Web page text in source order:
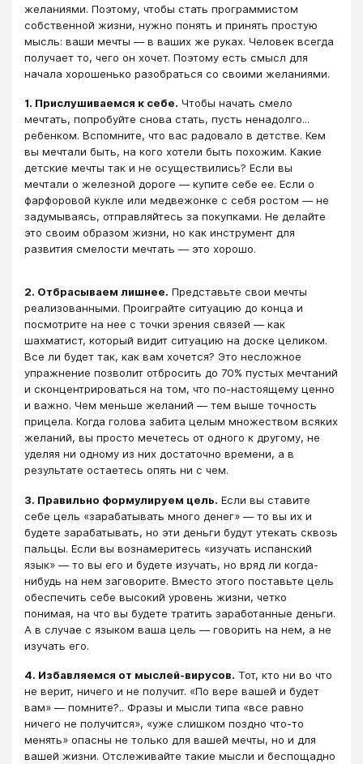
желаниями. Поэтому, чтобы стать программистом
собственной жизни, нужно понять и принять простую
мысль: ваши мечты — в ваших же руках. Человек всегда
получает то, чего он хочет. Поэтому есть смысл для
начала хорошенько разобраться со своими желаниями.
1. Прислушиваемся к себе. Чтобы начать смело
мечтать, попробуйте снова стать, пусть ненадолго...
ребенком. Вспомните, что вас радовало в детстве. Кем
вы мечтали быть, на кого хотели быть похожим. Какие
детские мечты так и не осуществились? Если вы
мечтали о железной дороге — купите себе ее. Если о
фарфоровой кукле или медвежонке с себя ростом — не
задумываясь, отправляйтесь за покупками. Не делайте
это своим образом жизни, но как инструмент для
развития смелости мечтать — это хорошо.
2. Отбрасываем лишнее. Представьте свои мечты
реализованными. Проиграйте ситуацию до конца и
посмотрите на нее с точки зрения связей — как
шахматист, который видит ситуацию на доске целиком.
Все ли будет так, как вам хочется? Это несложное
упражнение позволит отбросить до 70% пустых мечтаний
и сконцентрироваться на том, что по-настоящему ценно
и важно. Чем меньше желаний — тем выше точность
прицела. Когда голова забита целым множеством всяких
желаний, вы просто мечетесь от одного к другому, не
уделяя ни одному из них достаточно времени, а в
результате остаетесь опять ни с чем.
3. Правильно формулируем цель. Если вы ставите
себе цель «зарабатывать много денег» — то вы их и
будете зарабатывать, но эти деньги будут утекать сквозь
пальцы. Если вы вознамеритесь «изучать испанский
язык» — то вы его и будете изучать, но вряд ли когда-
нибудь на нем заговорите. Вместо этого поставьте цель
обеспечить себе высокий уровень жизни, четко
понимая, на что вы будете тратить заработанные деньги.
А в случае с языком ваша цель — говорить на нем, а не
изучать его.
4. Избавляемся от мыслей-вирусов. Тот, кто ни во что
не верит, ничего и не получит. «По вере вашей и будет
вам» — помните?.. Фразы и мысли типа «все равно
ничего не получится», «уже слишком поздно что-то
менять» опасны не только для вашей мечты, но и для
вашей жизни. Отслеживайте такие мысли и беспощадно